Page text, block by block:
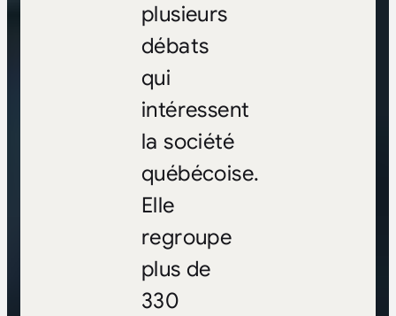
plusieurs
débats
qui
intéressent
la société
québécoise.
Elle
regroupe
plus de
330